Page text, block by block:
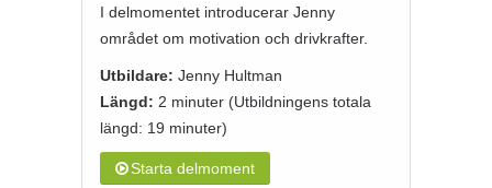
I delmomentet introducerar Jenny
området om motivation och drivkrafter.
Utbildare: Jenny Hultman
Längd: 2 minuter (Utbildningens totala
längd: 19 minuter)
Starta delmoment